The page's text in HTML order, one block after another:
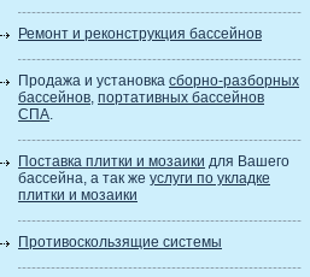
Ремонт и реконструкция бассейнов
Продажа и установка сборно-разборных
бассейнов, портативных бассейнов
СПА.
Поставка плитки и мозаики для Вашего
бассейна, а так же услуги по укладке
плитки и мозаики
Противоскользящие системы